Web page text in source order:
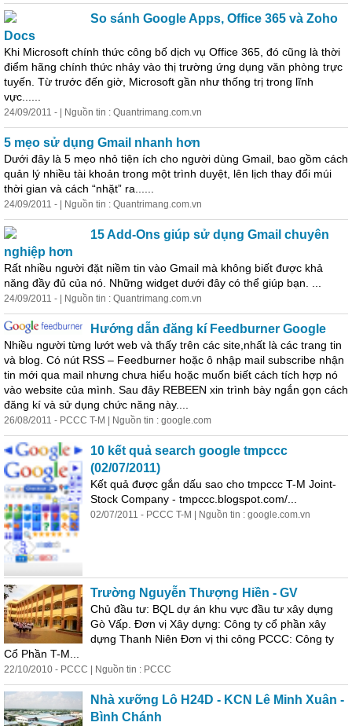
So sánh Google Apps, Office 365 và Zoho
Docs
Khi Microsoft chính thức công bố dịch vụ Office 365, đó cũng là thời
điểm hãng chính thức nhảy vào thị trường ứng dụng văn phòng trực
tuyến. Từ trước đến giờ, Microsoft gần như thống trị trong lĩnh
vực......
24/09/2011 - | Nguồn tin : Quantrimang.com.vn
5 mẹo sử dụng Gmail nhanh hơn
Dưới đây là 5 mẹo nhỏ tiện ích cho người dùng Gmail, bao gồm cách
quản lý nhiều tài khoản trong một trình duyệt, lên lịch thay đổi múi
thời gian và cách “nhặt” ra......
24/09/2011 - | Nguồn tin : Quantrimang.com.vn
15 Add-Ons giúp sử dụng Gmail chuyên
nghiệp hơn
Rất nhiều người đặt niềm tin vào Gmail mà không biết được khả
năng đầy đủ của nó. Những widget dưới đây có thể giúp bạn. ...
24/09/2011 - | Nguồn tin : Quantrimang.com.vn
Hướng dẫn đăng kí Feedburner Google
Nhiều người từng lướt web và thấy trên các site,nhất là các trang tin
và blog. Có nút RSS – Feedburner hoặc ô nhập mail subscribe nhận
tin mới qua mail nhưng chưa hiểu hoặc muốn biết cách tích hợp nó
vào website của mình. Sau đây REBEEN xin trình bày ngắn gọn cách
đăng kí và sử dụng chức năng này....
26/08/2011 - PCCC T-M | Nguồn tin : google.com
10 kết quả search google tmpccc
(02/07/2011)
Kết quả được gắn dấu sao cho tmpccc T-M Joint-
Stock Company - tmpccc.blogspot.com/...
02/07/2011 - PCCC T-M | Nguồn tin : google.com.vn
Trường Nguyễn Thượng Hiền - GV
Chủ đầu tư: BQL dự án khu vực đầu tư xây dựng
Gò Vấp. Đơn vị Xây dựng: Công ty cổ phần xây
dựng Thanh Niên Đơn vị thi công PCCC: Công ty
Cổ Phần T-M...
22/10/2010 - PCCC | Nguồn tin : PCCC
Nhà xưỡng Lô H24D - KCN Lê Minh Xuân -
Bình Chánh